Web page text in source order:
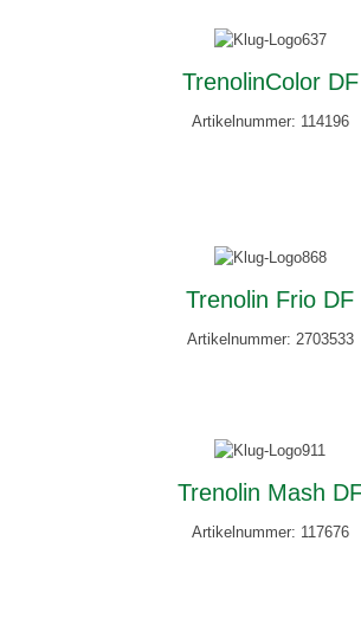
TrenolinColor DF
Artikelnummer: 114196
Trenolin Frio DF
Artikelnummer: 2703533
Trenolin Mash
Artikelnummer: 117676